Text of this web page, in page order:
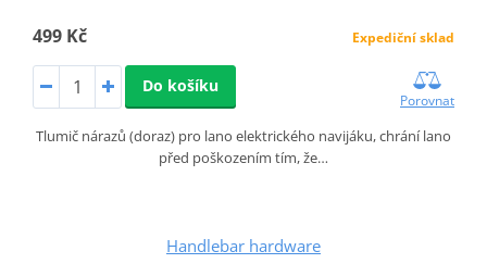
499 Kč Expediční sklad
Do košíku
Porovnat
Tlumič nárazů (doraz) pro lano elektrického navijáku, chrání lano
před poškozením tím, že…
Handlebar hardware